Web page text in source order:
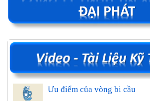
Ưu điểm của vòng bi cầu